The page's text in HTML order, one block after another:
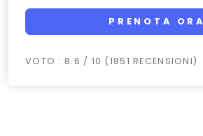
PRENOTA ORA
VOTO : 8.6 / 10 (1851 RECENSIONI)